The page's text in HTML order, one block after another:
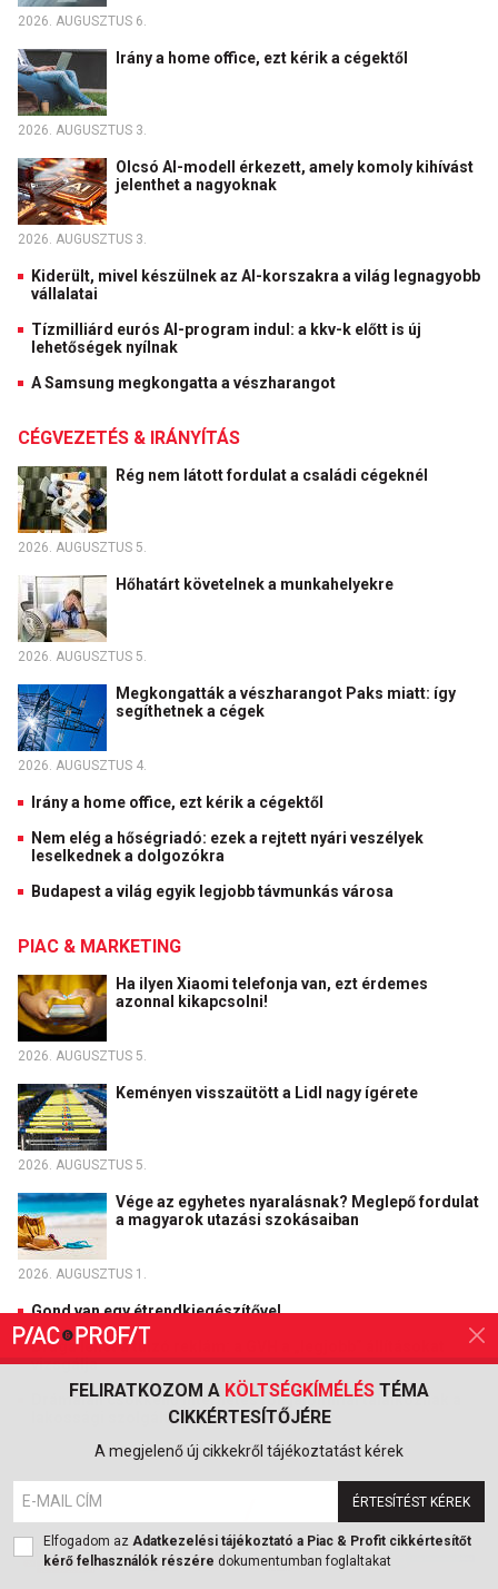
FELIRATKOZOM A KÖLTSÉGKÍMÉLÉS TÉMA
CIKKÉRTESÍTŐJÉRE
A megjelenő új cikkekről tájékoztatást kérek
ÉRTESÍTÉST KÉREK
Elfogadom az Adatkezelési tájékoztató a Piac & Profit cikkértesítőt
kérő felhasználók részére dokumentumban foglaltakat
2026. AUGUSZTUS 6.
Irány a home office, ezt kérik a cégektől
2026. AUGUSZTUS 3.
Olcsó AI-modell érkezett, amely komoly kihívást
jelenthet a nagyoknak
2026. AUGUSZTUS 3.
Kiderült, mivel készülnek az AI-korszakra a világ legnagyobb
vállalatai
Tízmilliárd eurós AI-program indul: a kkv-k előtt is új
lehetőségek nyílnak
A Samsung megkongatta a vészharangot
CÉGVEZETÉS & IRÁNYÍTÁS
Rég nem látott fordulat a családi cégeknél
2026. AUGUSZTUS 5.
Hőhatárt követelnek a munkahelyekre
2026. AUGUSZTUS 5.
Megkongatták a vészharangot Paks miatt: így
segíthetnek a cégek
2026. AUGUSZTUS 4.
Irány a home office, ezt kérik a cégektől
Nem elég a hőségriadó: ezek a rejtett nyári veszélyek
leselkednek a dolgozókra
Budapest a világ egyik legjobb távmunkás városa
PIAC & MARKETING
Ha ilyen Xiaomi telefonja van, ezt érdemes
azonnal kikapcsolni!
2026. AUGUSZTUS 5.
Keményen visszaütött a Lidl nagy ígérete
2026. AUGUSZTUS 5.
Vége az egyhetes nyaralásnak? Meglepő fordulat
a magyarok utazási szokásaiban
2026. AUGUSZTUS 1.
Gond van egy étrendkiegészítővel
Drága lehet a túlzó reklám: a GVH a „legjobb” állításokat
vizsgálja
Drámaian csökkenő internetes forgalommal találkoznak a
lakossági szolgáltatók